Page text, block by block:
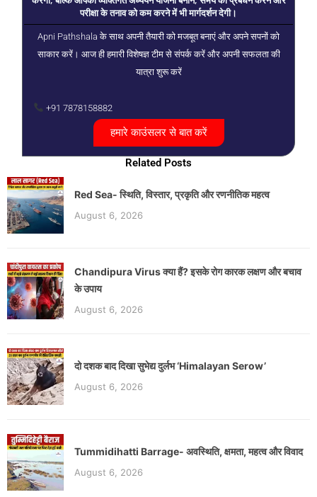
परीक्षा के तनाव को कम करने में भी मार्गदर्शन देगी।
Apni Pathshala के साथ अपनी तैयारी को मजबूत बनाएं और अपने सपनों को
साकार करें। आज ही हमारी विशेषज्ञ टीम से संपर्क करें और अपनी सफलता की
यात्रा शुरू करें
+91 7878158882
हमारे काउंसलर से बात करें
Related Posts
Red Sea- स्थिति, विस्तार, प्रकृति और रणनीतिक महत्व
August 6, 2026
Chandipura Virus क्या हैं? इसके रोग कारक लक्षण और बचाव
के उपाय
August 6, 2026
दो दशक बाद दिखा सुभेद्य दुर्लभ ‘Himalayan Serow’
August 6, 2026
Tummidihatti Barrage- अवस्थिति, क्षमता, महत्व और विवाद
August 6, 2026